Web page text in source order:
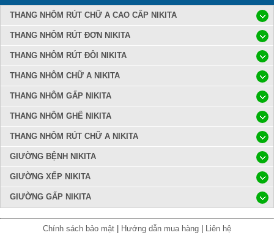
THANG NHÔM RÚT CHỮ A CAO CẤP NIKITA
THANG NHÔM RÚT ĐƠN NIKITA
THANG NHÔM RÚT ĐÔI NIKITA
THANG NHÔM CHỮ A NIKITA
THANG NHÔM GẤP NIKITA
THANG NHÔM GHẾ NIKITA
THANG NHÔM RÚT CHỮ A NIKITA
GIƯỜNG BỆNH NIKITA
GIƯỜNG XẾP NIKITA
GIƯỜNG GẤP NIKITA
Chính sách bảo mật Hướng dẫn mua hàng Liên hệ